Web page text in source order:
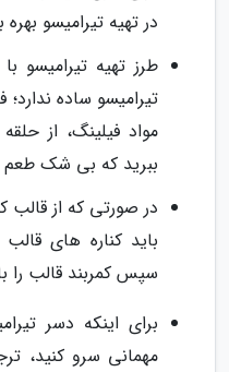
در تهیه تیرامیسو بهره
طرز تهیه تیرامیسو
تیرامیسو ساده
مواد فیلینگ، از
ببرید که بی شک
در صورتی که از قالب
باید کناره های
سپس کمربند قالب را
برای اینکه دسر
مهمانی سرو کنید،